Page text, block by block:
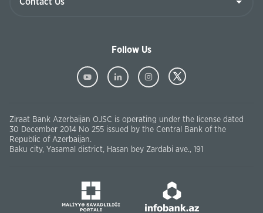
Follow Us
Ziraat Bank Azerbaijan OJSC is operating under the license dated
30 December 2014 No 255 issued by the Central Bank of the
Republic of Azerbaijan.
Baku city, Yasamal district, Hasan bey Zardabi ave., 191